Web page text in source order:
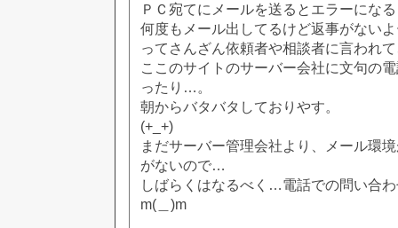
ＰＣ宛てにメールを送るとエラーにな
何度もメール出してるけど返事がない
ってさんざん依頼者や相談者に言われ
ここのサイトのサーバー会社に文句の
ったり…。
朝からバタバタしておりやす。
(+_+)
まだサーバー管理会社より、メール環
がないので…
しばらくはなるべく…電話での問い合
m(＿)m